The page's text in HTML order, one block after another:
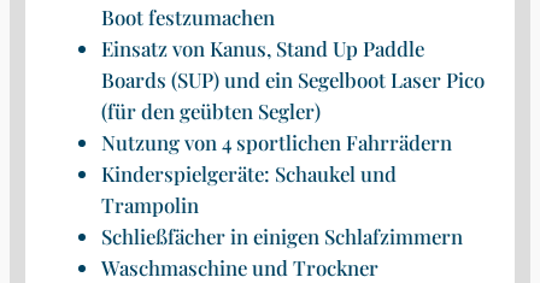
Boot festzumachen
Einsatz von Kanus, Stand Up Paddle
Boards (SUP) und ein Segelboot Laser Pico
(für den geübten Segler)
Nutzung von 4 sportlichen Fahrrädern
Kinderspielgeräte: Schaukel und
Trampolin
Schließfächer in einigen Schlafzimmern
Waschmaschine und Trockner